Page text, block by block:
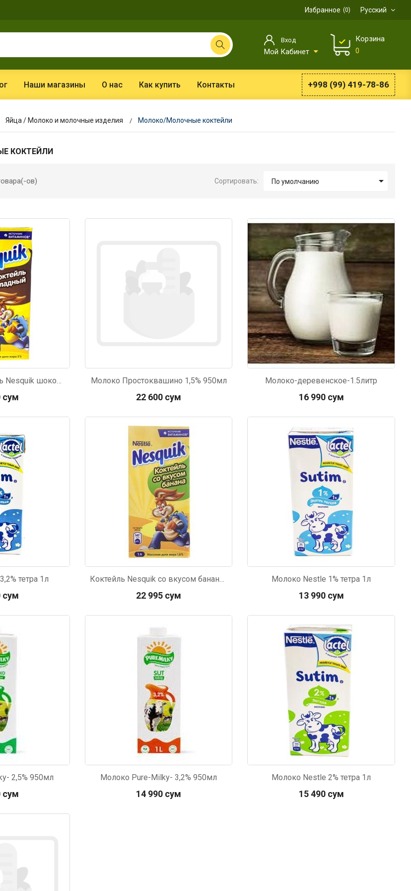
Русский
Избранное 0
Вход
Мой Кабинет
Корзина
0
Наши магазины О нас Как купить Контакты +998 (99) 419-78-86
Лежу в больнице, сделала заказ, все
Тимур B.Д.
Вежливый и отзывчивый персонал.
максимально быстро. Покупал мясо
и овощи. Мясо свежее. Очень
доволен. Буду покупать ещё.
Яйца / Молоко и молочные изделия Молоко/Молочные коктейли
КОКТЕЙЛИ
ов) По умолчанию 
Сортировать:
Молочный коктейль Nesquik шоколадный 2% 1л
сум
Молоко Простоквашино 1,5% 950мл
22 600 сум
Молоко-деревенское-1.5литр
16 990 сум
тетра 1л
сум
Коктейль Nesquik со вкусом банана 1л
22 995 сум
Код: 4756
Молоко Nestle 1% тетра 1л
13 990 сум
2,5% 950мл
сум
Молоко Pure-Milky- 3,2% 950мл
14 990 сум
Молоко Nestle 2% тетра 1л
15 490 сум